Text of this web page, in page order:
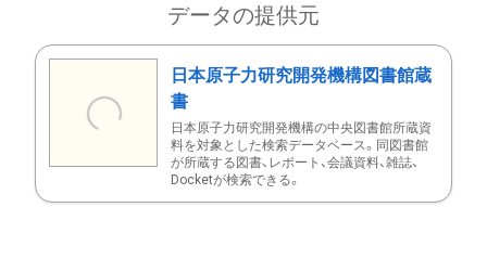
データの提供元
日本原子力研究開発機構図書館蔵
書
日本原子力研究開発機構の中央図書館所蔵資
料を対象とした検索データベース。同図書館
が所蔵する図書、レポート、会議資料、雑誌、
Docketが検索できる。